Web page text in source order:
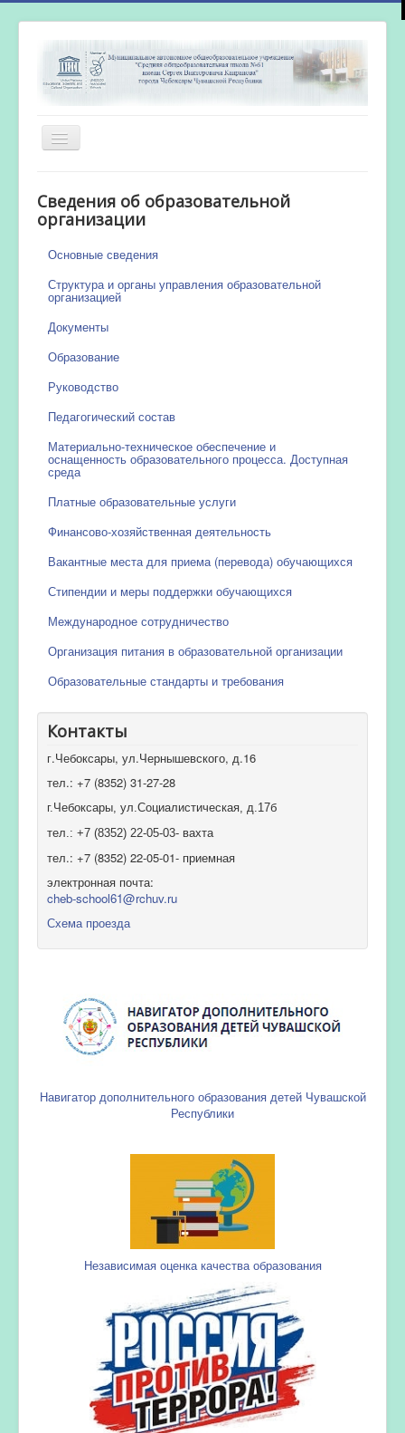
Включить/
выключить
Новости
Сведения об образовательной
организации
Основные сведения
Структура и органы управления образовательной
организацией
Документы
Образование
Руководство
Педагогический состав
Материально-техническое обеспечение и
оснащенность образовательного процесса. Доступная
среда
Платные образовательные услуги
Финансово-хозяйственная деятельность
Вакантные места для приема (перевода) обучающихся
Стипендии и меры поддержки обучающихся
Международное сотрудничество
Организация питания в образовательной организации
Образовательные стандарты и требования
Контакты
г.Чебоксары, ул.Чернышевского, д.16
тел.: +7 (8352) 31-27-28
г.Чебоксары, ул.Социалистическая, д.17б
тел.: +7 (8352) 22-05-03- вахта
тел.: +7 (8352) 22-05-01- приемная
электронная почта:
cheb-school61@rchuv.ru
Схема проезда
Навигатор дополнительного образования детей Чувашской
Республики
Независимая оценка качества образования